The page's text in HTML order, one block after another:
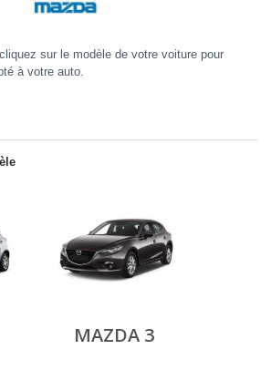
sur le modèle de votre voiture pour
à votre auto.
MAZDA 3